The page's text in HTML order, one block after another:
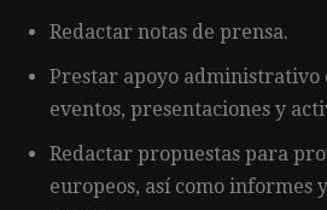
Redactar notas de prensa.
Prestar apoyo administrativo
eventos, presentaciones y
Redactar propuestas para
europeos, así como informes